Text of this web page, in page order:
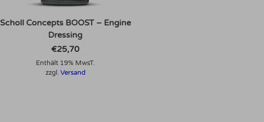
Scholl Concepts BOOST – Engine
Dressing
€25,70
Enthält 19% MwsT.
zzgl.Versand